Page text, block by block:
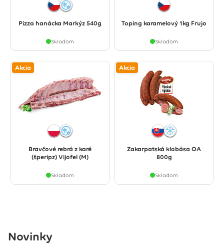
Pizza hanácka Markýz 540g
Skladom
Toping karamelový 1kg Frujo
Skladom
Akcia
Bravčové rebrá z karé
(šperipz) Vijofel (M)
Skladom
Akcia
Zakarpatská klobása OA
800g
Skladom
Novinky